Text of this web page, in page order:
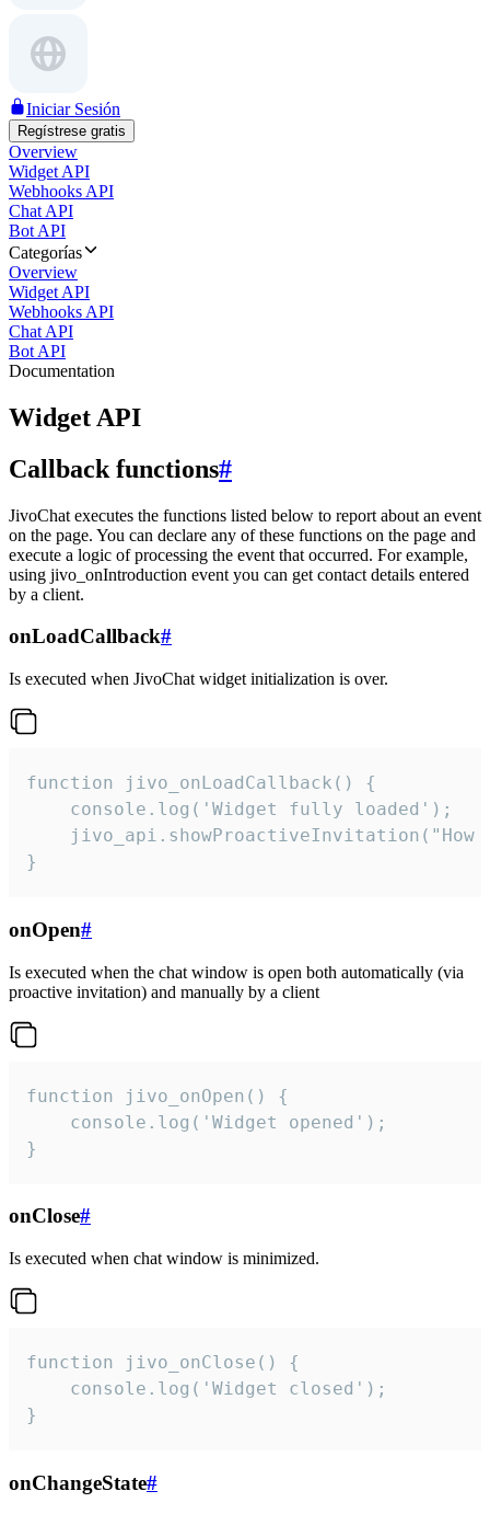
Iniciar Sesión
Regístrese gratis
Overview
Widget API
Webhooks API
Chat API
Bot API
Categorías
Overview
Widget API
Webhooks API
Chat API
Bot API
Documentation
Widget API
Callback functions#
JivoChat executes the functions listed below to report about an event
on the page. You can declare any of these functions on the page and
execute a logic of processing the event that occurred. For example,
using jivo_onIntroduction event you can get contact details entered
by a client.
onLoadCallback#
Is executed when JivoChat widget initialization is over.
function jivo_onLoadCallback() {
    console.log('Widget fully loaded');
jivo_api.showProactiveInvitation("How
}
onOpen#
Is executed when the chat window is open both automatically (via
proactive invitation) and manually by a client
function jivo_onOpen() {
    console.log('Widget opened');
}
onClose#
Is executed when chat window is minimized.
function jivo_onClose() {
    console.log('Widget closed');
}
onChangeState#